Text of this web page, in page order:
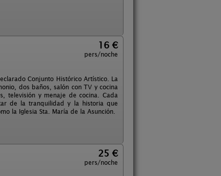
16 €
pers/noche
Conjunto Histórico Artístico. La
dos baños, salón con TV y cocina
televisión y menaje de cocina. Cada
de la tranquilidad y la historia que
la Iglesia Sta. María de la Asunción.
25 €
pers/noche